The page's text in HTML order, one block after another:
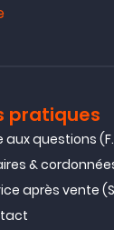
pratiques
aux questions
&
après vente